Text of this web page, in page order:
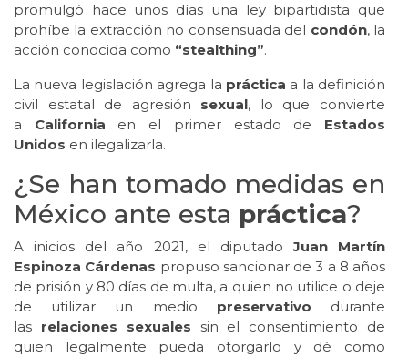
promulgó hace unos días una ley bipartidista que
prohíbe la extracción no consensuada del condón, la
acción conocida como “stealthing”.
La nueva legislación agrega la práctica a la definición
civil estatal de agresión sexual, lo que convierte
a California en el primer estado de Estados
Unidos en ilegalizarla.
¿Se han tomado medidas en
México ante esta práctica?
A inicios del año 2021, el diputado Juan Martín
Espinoza Cárdenas propuso sancionar de 3 a 8 años
de prisión y 80 días de multa, a quien no utilice o deje
de utilizar un medio preservativo durante
las relaciones sexuales sin el consentimiento de
quien legalmente pueda otorgarlo y dé como